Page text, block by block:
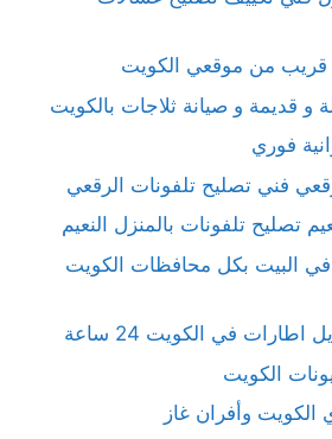
قريب من موقعي الكويت
و قديمة و صيانة ثلاجات بالكويت
فوري
فني تصليح تلفونات الرقعي
تصليح تلفونات بالمنزل النعيم
البيت بكل محافظات الكويت
في الكويت 24 ساعة
الكويت
وأفران غاز